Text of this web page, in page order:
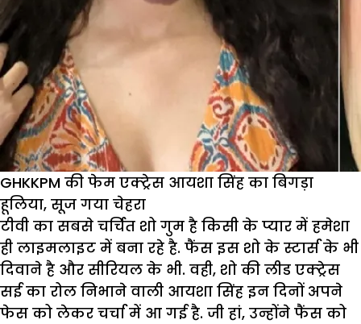
GHKKPM की फेम एक्ट्रेस आयशा सिंह का बिगड़ा
हूलिया, सूज गया चेहरा
टीवी का सबसे चर्चित शो गुम है किसी के प्यार में हमेशा
ही लाइमलाइट में बना रहे है. फैंस इस शो के स्टार्स के भी
दिवाने है और सीरियल के भी. वही, शो की लीड एक्ट्रेस
सई का रोल निभाने वाली आयशा सिंह इन दिनों अपने
फेस को लेकर चर्चा में आ गई है. जी हां, उन्होंने फैंस को